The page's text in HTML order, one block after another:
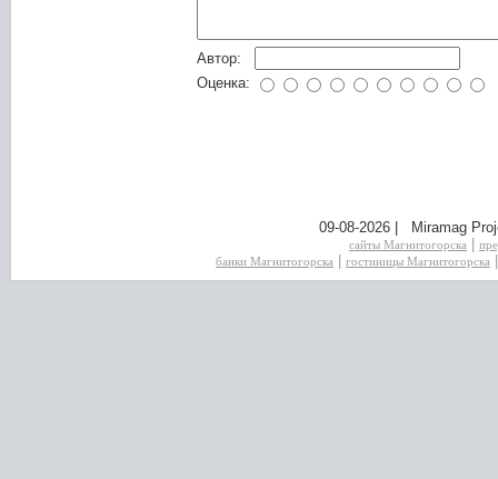
Автор:
Оценка:
09-08-2026 | Miramag
сайты Магнитогорска
банки Магнитогорска
гостиницы Магнитогорска